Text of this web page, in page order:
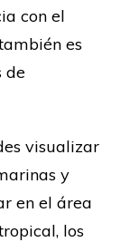
con el
es
de
visualizar
y
en el área
los